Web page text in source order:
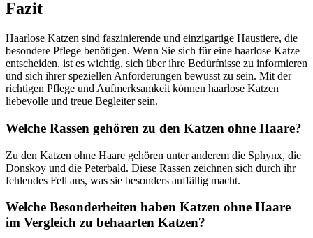
Fazit
Haarlose Katzen sind faszinierende und einzigartige Haustiere, die
besondere Pflege benötigen. Wenn Sie sich für eine haarlose Katze
entscheiden, ist es wichtig, sich über ihre Bedürfnisse zu informieren
und sich ihrer speziellen Anforderungen bewusst zu sein. Mit der
richtigen Pflege und Aufmerksamkeit können haarlose Katzen
liebevolle und treue Begleiter sein.
Welche Rassen gehören zu den Katzen ohne Haare?
Zu den Katzen ohne Haare gehören unter anderem die Sphynx, die
Donskoy und die Peterbald. Diese Rassen zeichnen sich durch ihr
fehlendes Fell aus, was sie besonders auffällig macht.
Welche Besonderheiten haben Katzen ohne Haare
im Vergleich zu behaarten Katzen?